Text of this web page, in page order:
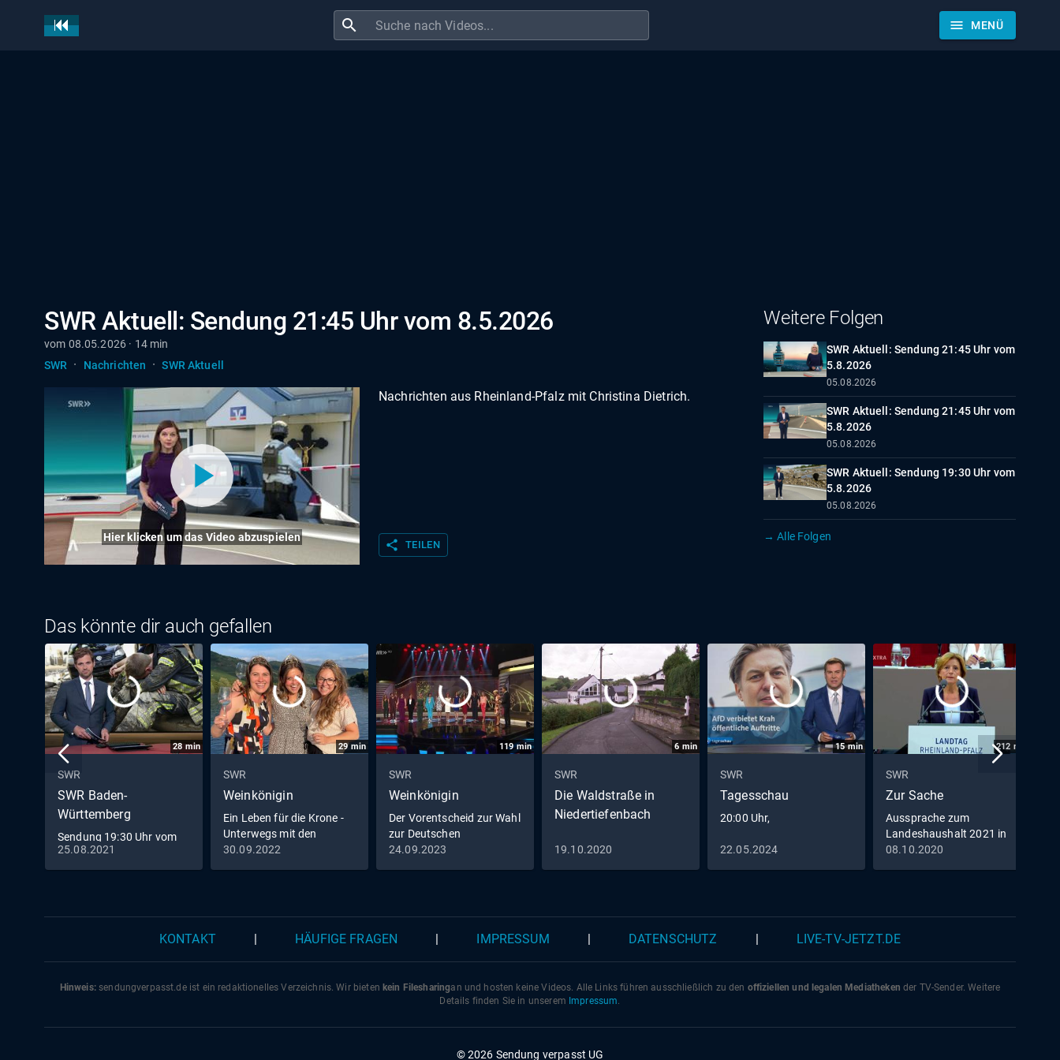
search menu MENÜ
SWR Aktuell: Sendung 21:45 Uhr vom 8.5.2026
vom 08.05.2026 · 14 min
SWR
· Nachrichten · SWR Aktuell
Hier klicken um das Video abzuspielen
Nachrichten aus Rheinland-Pfalz mit Christina Dietrich.
share TEILEN
Weitere Folgen
SWR Aktuell: Sendung 21:45 Uhr vom
5.8.2026
05.08.2026
SWR Aktuell: Sendung 21:45 Uhr vom
5.8.2026
05.08.2026
SWR Aktuell: Sendung 19:30 Uhr vom
5.8.2026
05.08.2026
→ Alle Folgen
Das könnte dir auch gefallen
28 min
SWR
SWR Baden-
Württemberg
Sendung 19:30 Uhr vom
25.8.2021
25.08.2021
29min
SWR
Weinkönigin
Ein Leben für die Krone -
Unterwegs mit den
Weinköniginnen
30.09.2022
119min
SWR
Weinkönigin
Der Vorentscheid zur Wahl
zur Deutschen
Weinkönigin 2023
24.09.2023
6 min
SWR
Die Waldstraße in
Niedertiefenbach
19.10.2020
15min
SWR
Tagesschau
20:00 Uhr,
22.05.2024
212 min
SWR
Zur Sache
Aussprache zum
Landeshaushalt 2021 in
Rheinland-Pfalz
08.10.2020
KONTAKT HÄUFIGE FRAGEN IMPRESSUM DATENSCHUTZ LIVE-TV-JETZT.DE
Hinweis:sendungverpasst.deist ein redaktionelles Verzeichnis. Wir bieten kein Filesharingan und hosten keine Videos. Alle Links führen ausschließlich zu den offiziellen und legalen Mediatheken der TV-Sender. Weitere
Details finden Sie in unserem Impressum.
© 2026 Sendung verpasst UG